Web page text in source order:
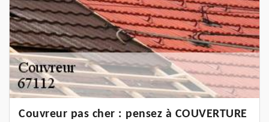
Couvreur pas cher : pensez à COUVERTURE